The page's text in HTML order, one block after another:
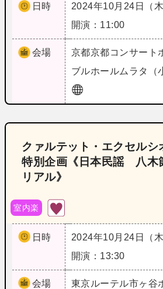
日時
2024年10月24日（木
開演：11:00
会場 京都京都コンサート
ブルホールムラタ（
クァルテット・エクセル
特別企画《日本民謡 八木
リアル》
室内楽
日時
2024年10月24日（木
開演：13:30
会場 東京ルーテル市ヶ谷